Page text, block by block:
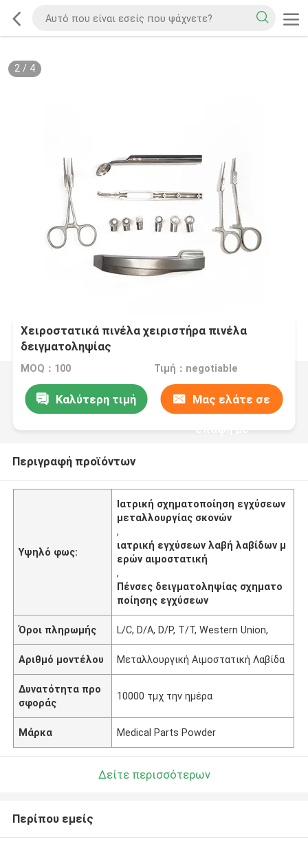
2/ 4
Χειροστατικά πινέλα χειριστήρα πινέλα
δειγματοληψίας
MOQ：100 Τιμή：negotiable
Καλύτερη τιμή Μας ελάτε σε
επαφή με
Περιγραφή προϊόντων
Υψηλό φως:
Ιατρική σχηματοποίηση εγχύσεων
μεταλλουργίας σκονών
,
ιατρική εγχύσεων λαβή λαβίδων μ
ερών αιμοστατική
,
Πένσες δειγματοληψίας σχηματο
ποίησης εγχύσεων
Όροι πληρωμής L/C, D/A, D/P, T/T, Western Union,
Αριθμό μοντέλου Μεταλλουργική Αιμοστατική Λαβίδα
Δυνατότητα προ
σφοράς
10000 τμχ την ημέρα
Μάρκα Medical Parts Powder
Δείτε περισσότερων
Περίπου εμείς